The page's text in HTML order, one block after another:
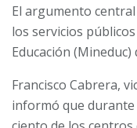
El argumento
los servicios
Educación
Francisco Cabrera,
informó que